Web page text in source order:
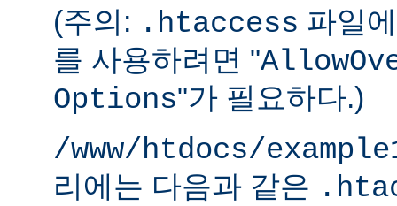
(주의: .htaccess 파일
를 사용하려면 "
Options"가 필요하다.)
/www/htdocs/
리에는 다음과 같은